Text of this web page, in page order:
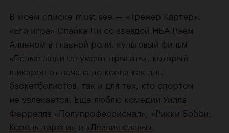
В моем списке must see — «Тренер Картер»,
«Его игра» Спайка Ли со звездой НБА Рэем
Алленом в главной роли, культовый фильм
«Белые люди не умеют прыгать», который
шикарен от начала до конца как для
баскетболистов, так и для тех, кто спортом
не увлекается. Еще люблю комедии Уилла
Феррелла «Полупрофессионал» «Рикки Бобби:
Король дороги» и «Лезвия славы»